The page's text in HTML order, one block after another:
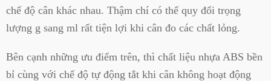
chế độ cân khác nhau. Thậm chí có thể quy đổi trọng
lượng g sang ml rất tiện lợi khi cân đo các chất lỏng.
Bên cạnh những ưu điểm trên, thì chất liệu nhựa ABS bền
bỉ cùng với chế độ tự động tắt khi cân không hoạt động